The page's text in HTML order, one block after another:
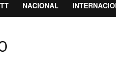
NACIONAL